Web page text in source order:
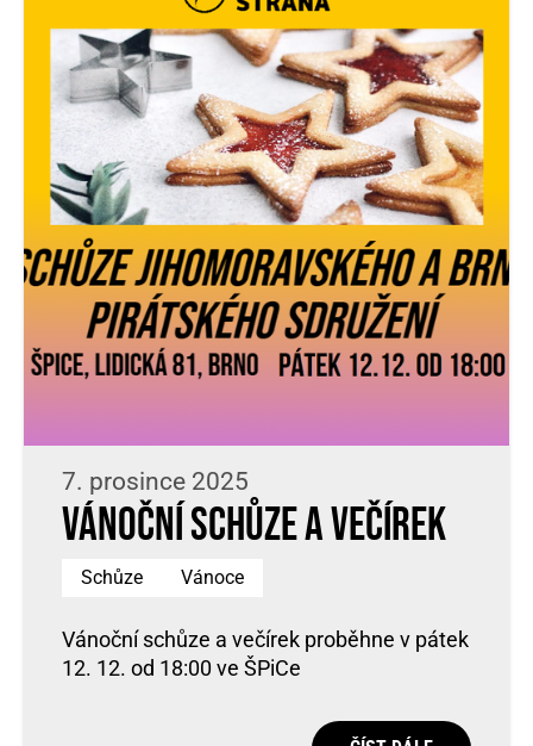
7. prosince 2025
Vánoční schůze a večírek
Schůze Vánoce
Vánoční schůze a večírek proběhne v pátek
12. 12. od 18:00 ve ŠPiCe